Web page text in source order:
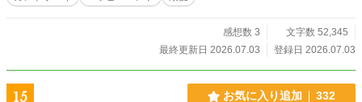
感想数 3
文字数 52,345
最終更新日 2026.07.03
登録日 2026.07.03
15 お気に入り追加 332